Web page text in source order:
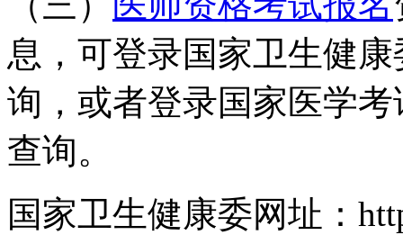
息，可登录国家卫生健
询，或者登录国家医学
查询。
国家卫生健康委网址：